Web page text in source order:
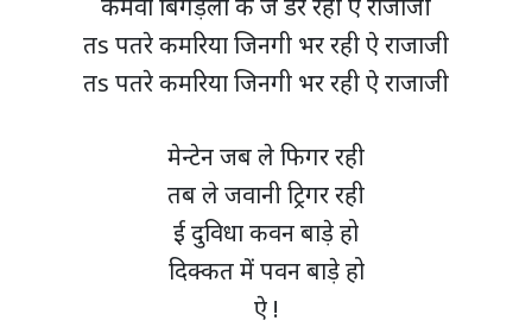
कमवा बिगड़ला के जे डर रही ऐ राजाजी
तs पतरे कमरिया जिनगी भर रही ऐ राजाजी
तs पतरे कमरिया जिनगी भर रही ऐ राजाजी
मेन्टेन जब ले फिगर रही
तब ले जवानी ट्रिगर रही
ई दुविधा कवन बाड़े हो
दिक्कत में पवन बाड़े हो
ऐ !